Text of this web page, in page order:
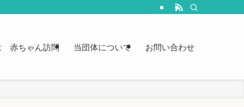
赤ちゃん訪問 当団体について お問い合わせ